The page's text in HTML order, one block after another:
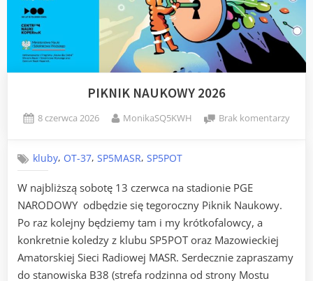
PIKNIK NAUKOWY 2026
Posted
8 czerwca 2026 By
MonikaSQ5KWH Brak komentarzydo
kluby, OT-37,SP5MASR,SP5POT
W najbliższą sobotę 13 czerwca na stadionie PGE
NARODOWY odbędzie się tegoroczny Piknik Naukowy.
Po raz kolejny będziemy tam i my krótkofalowcy, a
konkretnie koledzy z klubu SP5POT oraz Mazowieckiej
Amatorskiej Sieci Radiowej MASR. Serdecznie zapraszamy
do stanowiska B38 (strefa rodzinna od strony Mostu